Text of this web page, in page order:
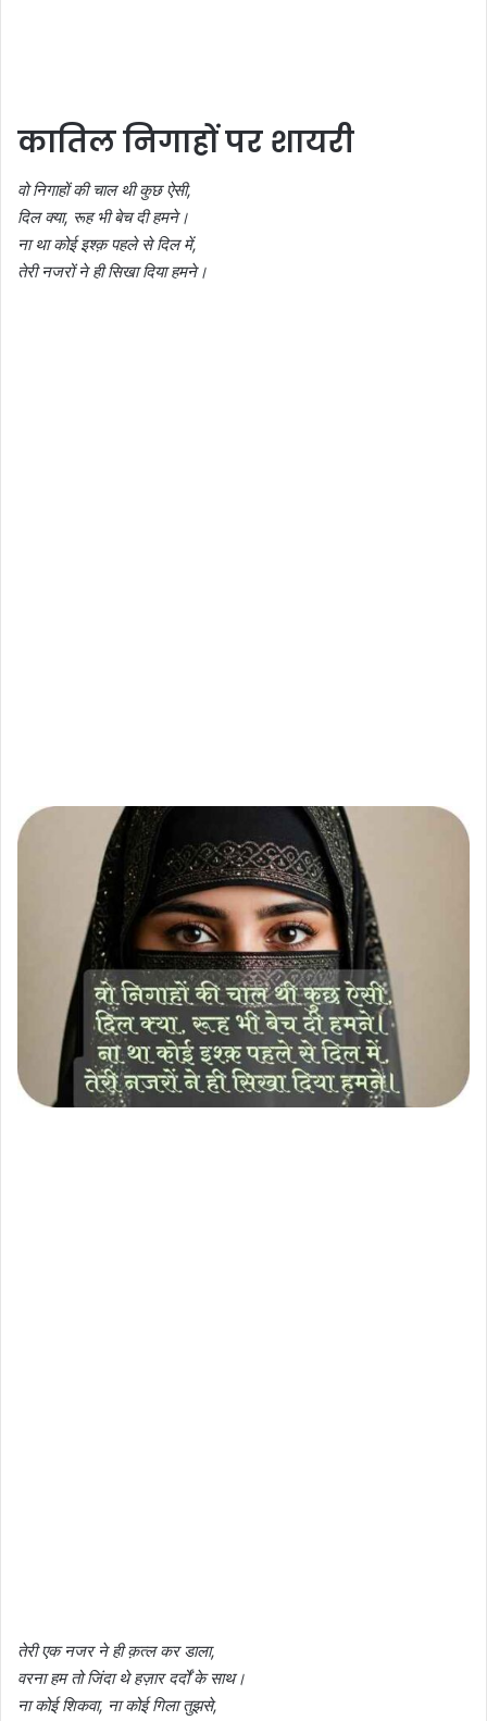
कातिल निगाहों पर शायरी
वो निगाहों की चाल थी कुछ ऐसी,
दिल क्या, रूह भी बेच दी हमने।
ना था कोई इश्क़ पहले से दिल में,
तेरी नजरों ने ही सिखा दिया हमने।
तेरी एक नजर ने ही क़त्ल कर डाला,
वरना हम तो जिंदा थे हज़ार दर्दों के साथ।
ना कोई शिकवा, ना कोई गिला तुझसे,